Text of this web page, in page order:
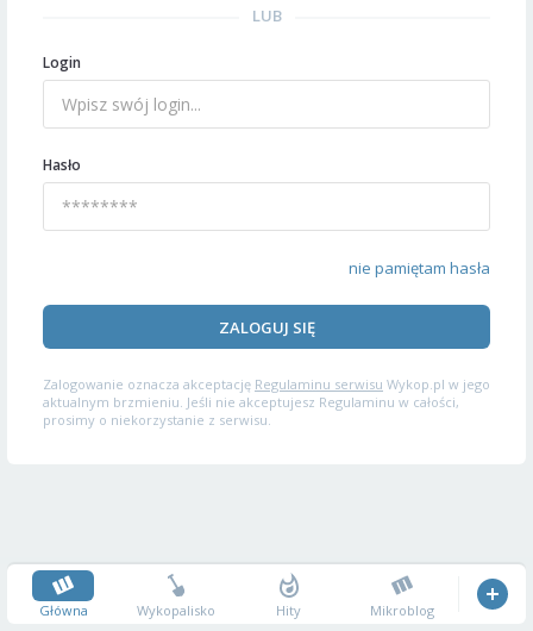
LUB
Login
Hasło
nie pamiętam hasła
ZALOGUJ SIĘ
Zalogowanie oznacza akceptację Regulaminu serwisu Wykop.pl w jego
aktualnym brzmieniu. Jeśli nie akceptujesz Regulaminu w całości,
prosimy o niekorzystanie z serwisu.
Główna Wykopalisko Hity Mikroblog